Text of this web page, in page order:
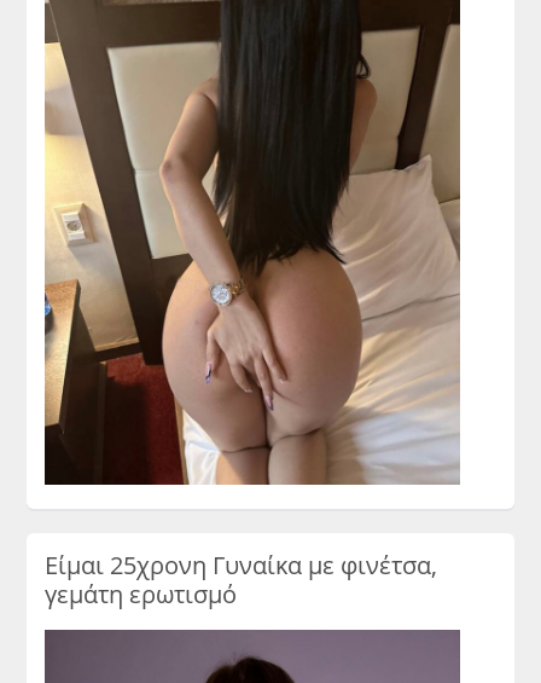
Είμαι 25χρονη Γυναίκα με φινέτσα,
γεμάτη ερωτισμό